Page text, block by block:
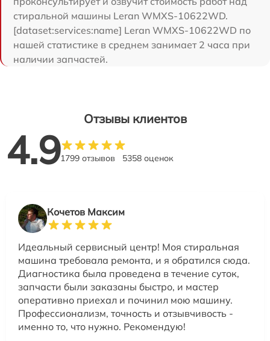
стиральной машины Leran WMXS-10622WD.
[dataset:services:name] Leran WMXS-10622WD по
нашей статистике в среднем занимает 2 часа при
наличии запчастей.
Отзывы клиентов
4.91799 отзывов 5358 оценок
Кочетов Максим
Идеальный сервисный центр! Моя стиральная
машина требовала ремонта, и я обратился сюда.
Диагностика была проведена в течение суток,
запчасти были заказаны быстро, и мастер
оперативно приехал и починил мою машину.
Профессионализм, точность и отзывчивость -
именно то, что нужно. Рекомендую!